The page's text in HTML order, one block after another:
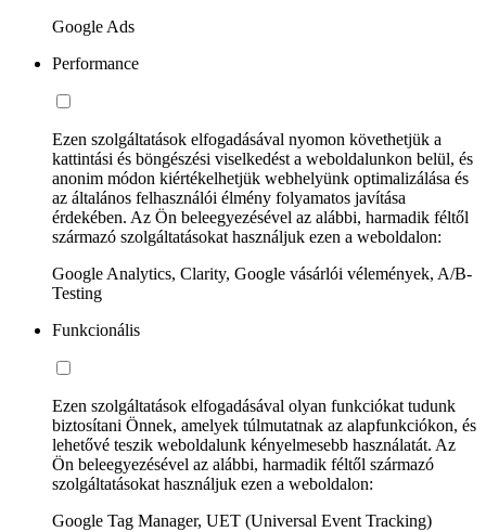
Google Ads
Performance
Ezen szolgáltatások elfogadásával nyomon követhetjük a
kattintási és böngészési viselkedést a weboldalunkon belül, és
anonim módon kiértékelhetjük webhelyünk optimalizálása és
az általános felhasználói élmény folyamatos javítása
érdekében. Az Ön beleegyezésével az alábbi, harmadik féltől
származó szolgáltatásokat használjuk ezen a weboldalon:
Google Analytics, Clarity, Google vásárlói vélemények, A/B-
Testing
Funkcionális
Ezen szolgáltatások elfogadásával olyan funkciókat tudunk
biztosítani Önnek, amelyek túlmutatnak az alapfunkciókon, és
lehetővé teszik weboldalunk kényelmesebb használatát. Az
Ön beleegyezésével az alábbi, harmadik féltől származó
szolgáltatásokat használjuk ezen a weboldalon:
Google Tag Manager, UET (Universal Event Tracking)